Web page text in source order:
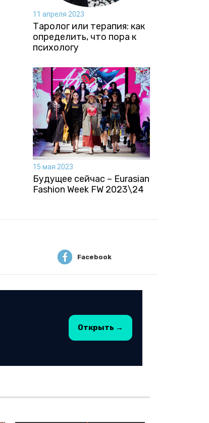
11 апреля 2023
Таролог или терапия: как
определить, что пора к
психологу
15 мая 2023
Будущее сейчас – Eurasian
Fashion Week FW 2023\24
Facebook
Открыть →